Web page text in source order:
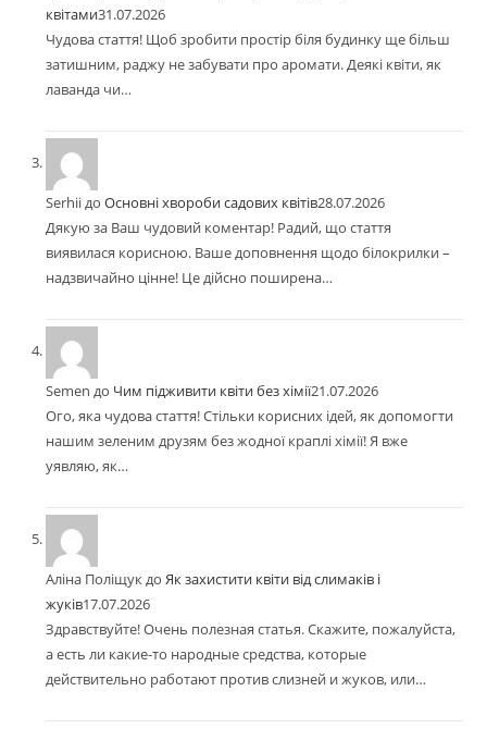
квітами31.07.2026
Чудова стаття! Щоб зробити простір біля будинку ще більш
затишним, раджу не забувати про аромати. Деякі квіти, як
лаванда чи…
SerhiiдоОсновні хвороби садових квітів28.07.2026
Дякую за Ваш чудовий коментар! Радий, що стаття
виявилася корисною. Ваше доповнення щодо білокрилки –
надзвичайно цінне! Це дійсно поширена…
Semen до Чим підживити квіти без хімії21.07.2026
Ого, яка чудова стаття! Стільки корисних ідей, як допомогти
нашим зеленим друзям без жодної краплі хімії! Я вже
уявляю, як…
Аліна ПоліщукдоЯк захистити квіти від слимаків і
жуків17.07.2026
Здравствуйте! Очень полезная статья. Скажите, пожалуйста,
а есть ли какие-то народные средства, которые
действительно работают против слизней и жуков, или…